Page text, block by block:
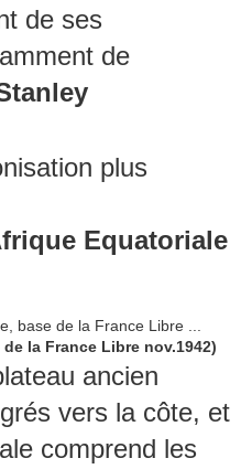
de ses
de
plus
Equatoriale
de la France Libre nov.1942)
ancien
vers la côte, et
comprend les